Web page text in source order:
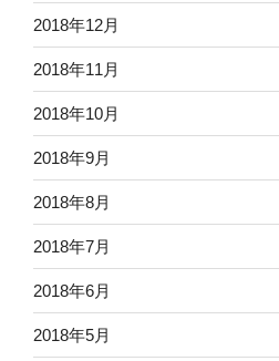
2018年12月
2018年11月
2018年10月
2018年9月
2018年8月
2018年7月
2018年6月
2018年5月